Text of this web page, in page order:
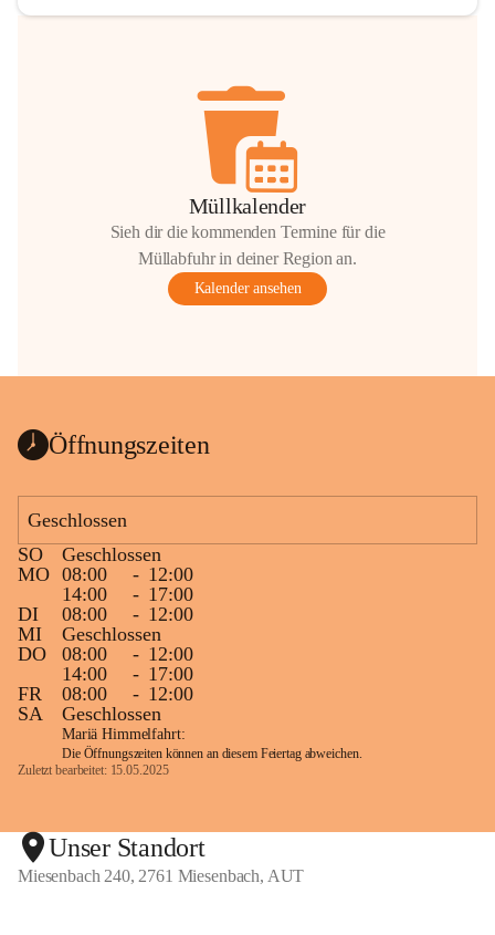
Müllkalender
Sieh dir die kommenden Termine für die
Müllabfuhr in deiner Region an.
Kalender ansehen
Öffnungszeiten
Geschlossen
SO
Geschlossen
MO 08:00 - 12:00
14:00
- 17:00
DI
08:00 - 12:00
MI
Geschlossen
DO
08:00 - 12:00
14:00
- 17:00
FR
08:00 - 12:00
SA
Geschlossen
Mariä Himmelfahrt:
Die Öffnungszeiten können an diesem Feiertag abweichen.
Zuletzt bearbeitet: 15.05.2025
Unser Standort
Miesenbach 240, 2761 Miesenbach, AUT